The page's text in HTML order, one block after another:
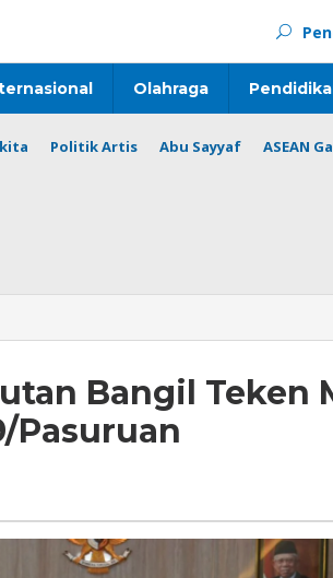
Olahraga
Politik Artis Abu Sayyaf ASEAN
Bangil Teken
Pasuruan